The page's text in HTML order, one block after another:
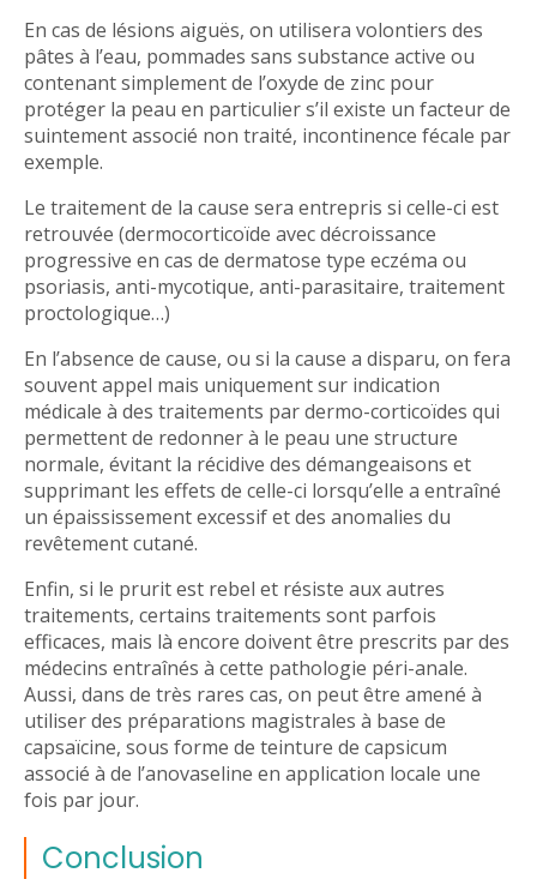
En cas de lésions aiguës, on utilisera volontiers des
pâtes à l’eau, pommades sans substance active ou
contenant simplement de l’oxyde de zinc pour
protéger la peau en particulier s’il existe un facteur de
suintement associé non traité, incontinence fécale par
exemple.
Le traitement de la cause sera entrepris si celle-ci est
retrouvée (dermocorticoïde avec décroissance
progressive en cas de dermatose type eczéma ou
psoriasis, anti-mycotique, anti-parasitaire, traitement
proctologique…)
En l’absence de cause, ou si la cause a disparu, on fera
souvent appel mais uniquement sur indication
médicale à des traitements par dermo-corticoïdes qui
permettent de redonner à le peau une structure
normale, évitant la récidive des démangeaisons et
supprimant les effets de celle-ci lorsqu’elle a entraîné
un épaississement excessif et des anomalies du
revêtement cutané.
Enfin, si le prurit est rebel et résiste aux autres
traitements, certains traitements sont parfois
efficaces, mais là encore doivent être prescrits par des
médecins entraînés à cette pathologie péri-anale.
Aussi, dans de très rares cas, on peut être amené à
utiliser des préparations magistrales à base de
capsaïcine, sous forme de teinture de capsicum
associé à de l’anovaseline en application locale une
fois par jour.
Conclusion